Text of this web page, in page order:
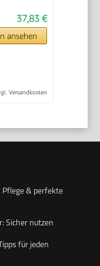
37,83 €
ansehen
Versandkosten
& perfekte
Sicher nutzen
für jeden